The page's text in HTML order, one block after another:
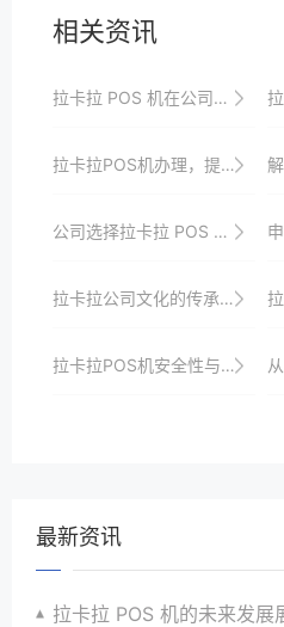
相关资讯
拉卡拉 POS 机在公司数字化转型中的作用 拉
拉卡拉POS机办理，提升您的客户支付体验 解
公司选择拉卡拉 POS 机的考量因素 申
拉卡拉公司文化的传承与变革 拉
拉卡拉POS机安全性与用户信任的建立
最新资讯
拉卡拉 POS 机的未来发展